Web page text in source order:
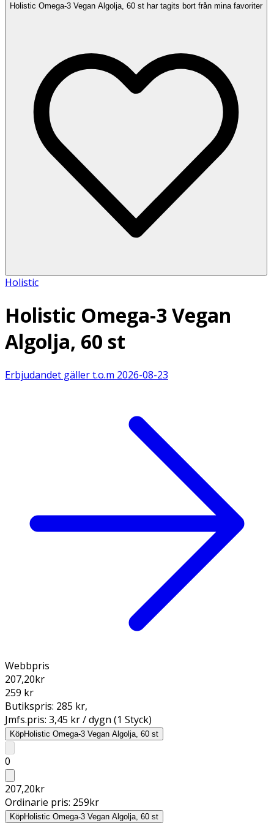
Holistic Omega-3 Vegan Algolja, 60 st har tagits bort från mina favoriter
Holistic
Holistic Omega-3 Vegan
Algolja, 60 st
Erbjudandet gäller t.o.m 2026-08-23
Webbpris
207,20kr
259 kr
Butikspris: 285 kr,
Jmfs.pris: 3,45 kr / dygn (1 Styck)
KöpHolistic Omega-3 Vegan Algolja, 60 st
0
207,20kr
Ordinarie pris: 259kr
KöpHolistic Omega-3 Vegan Algolja, 60 st